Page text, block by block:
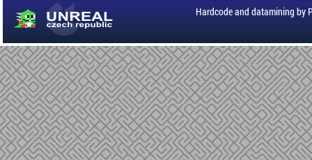
Hardcode and datamining by